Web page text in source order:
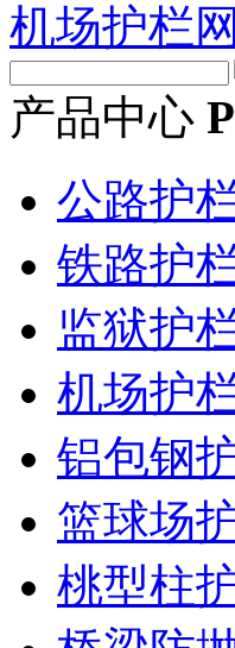
机场护栏网
产品中心
公路护
铁路护
监狱护
机场护
铝包钢
篮球场
桃型柱